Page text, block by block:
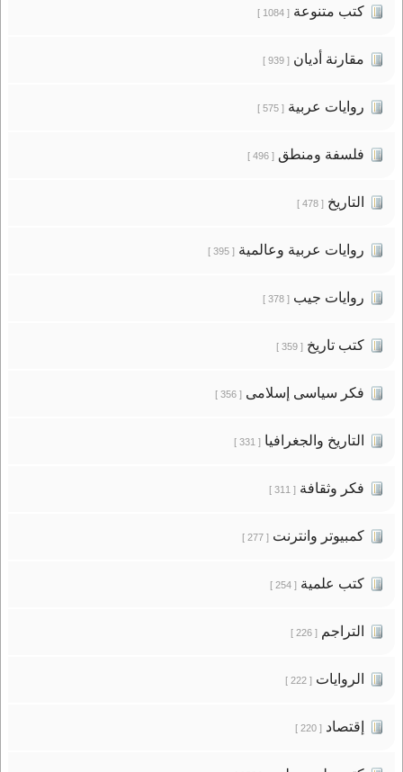
كتب متنوعة[ 1084 ]
مقارنة أديان[ 939 ]
روايات عربية[ 575 ]
فلسفة ومنطق[ 496 ]
التاريخ[ 478 ]
روايات عربية وعالمية[ 395 ]
روايات جيب[ 378 ]
كتب تاريخ[ 359 ]
فكر سياسى إسلامى[ 356 ]
التاريخ والجغرافيا[ 331 ]
فكر وثقافة[ 311 ]
كمبيوتر وانترنت[ 277 ]
كتب علمية[ 254 ]
التراجم[ 226 ]
الروايات[ 222 ]
إقتصاد[ 220 ]